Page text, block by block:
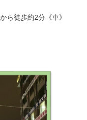
ら徒歩約2分《車》